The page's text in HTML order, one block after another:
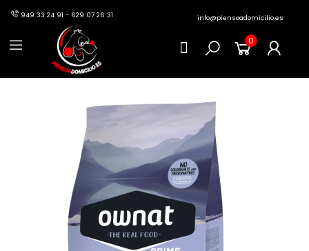
949 33 24 91 - 629 07 26 31 info@piensoadomicilio.es
0